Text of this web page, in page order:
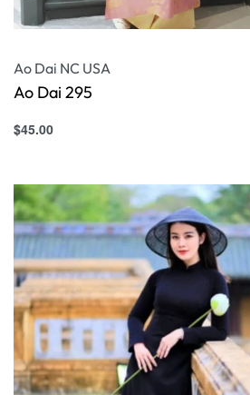
Ao Dai NC USA
Ao Dai 295
$45.00